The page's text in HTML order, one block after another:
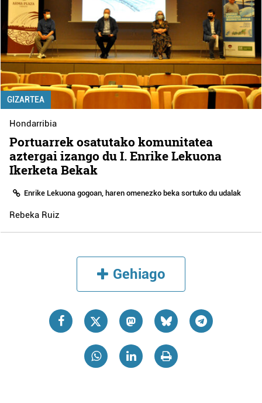
GIZARTEA
Hondarribia
Portuarrek osatutako komunitatea
aztergai izango du I. Enrike Lekuona
Ikerketa Bekak
Enrike Lekuona gogoan, haren omenezko beka sortuko du udalak
Rebeka Ruiz
Gehiago